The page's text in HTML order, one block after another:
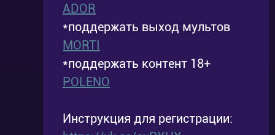
ADOR
*поддержать выход мультов
MORTI
*поддержать контент 18+
POLENO
Инструкция для регистрации: